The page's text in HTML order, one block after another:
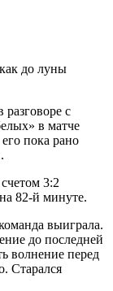
с
в матче
пока рано
3:2
82‑й минуте.
выиграла.
до последней
волнение перед
Старался